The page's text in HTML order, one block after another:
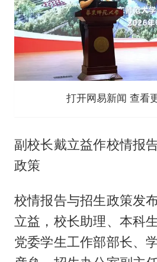
打开网易新闻 查看
副校长戴立益作校情报
政策
校情报告与招生政策发
立益，校长助理、本科
党委学生工作部部长、